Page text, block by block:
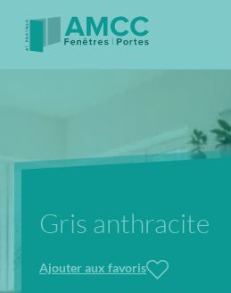
Gris anthracite
Ajouter aux favoris